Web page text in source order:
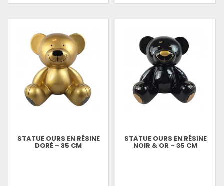
STATUE OURS EN RÉSINE
DORÉ – 35 CM
STATUE OURS EN RÉSINE
NOIR & OR – 35 CM